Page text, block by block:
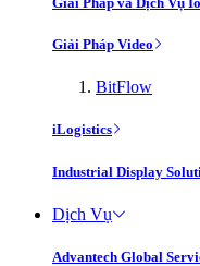
Giải Pháp Video
BitFlow
iLogistics
Industrial Display
Dịch Vụ
Advantech Global